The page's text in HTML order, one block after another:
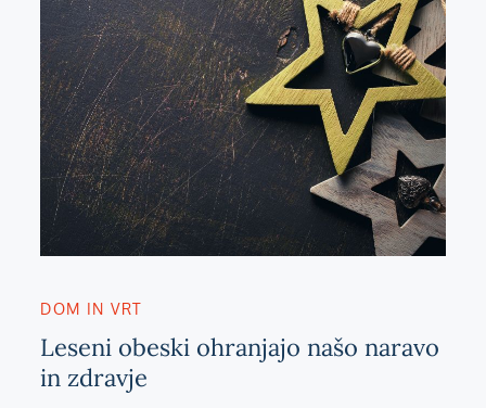
DOM IN VRT
Leseni obeski ohranjajo našo naravo
in zdravje